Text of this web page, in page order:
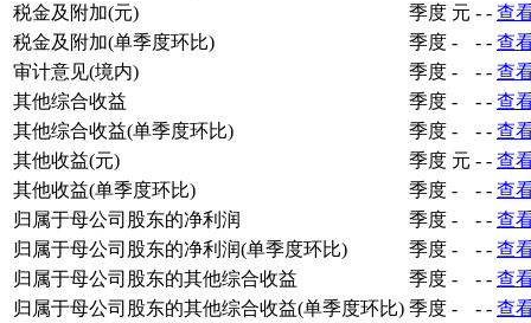
税金及附加(元)
季度 元 - - 查
税金及附加(单季度环比)
季度 - - - 查
审计意见(境内)
季度 - - - 查
其他综合收益
季度 - - - 查
其他综合收益(单季度环比)
季度 - - - 查
其他收益(元)
季度 元 - - 查
其他收益(单季度环比)
季度 - - - 查
归属于母公司股东的净利润
季度 - - - 查
归属于母公司股东的净利润(单季度环比)
季度 - - - 查
归属于母公司股东的其他综合收益
季度 - - - 查
归属于母公司股东的其他综合收益(单季度环比) 季度 - - - 查